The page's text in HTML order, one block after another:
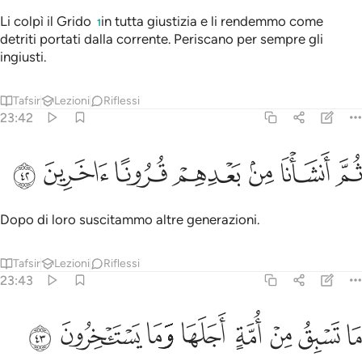
Li colpì il Grido 1in tutta giustizia e li rendemmo come
detriti portati dalla corrente. Periscano per sempre gli
ingiusti.
Tafsir Lezioni Riflessi
23:42
ثم انشانا من بعدهم قرونا اخرين ٤٢
ثُمَّ أَنشَأْنَا مِنۢ بَعْدِهِمْ قُرُونًا ءَاخَرِينَ ٤٢
ﳙﳚﳛﳜﳝﳞﳟ
Dopo di loro suscitammo altre generazioni.
Tafsir Lezioni Riflessi
23:43
ما تسبق من امة اجلها وما يستاخرون ٤٣
مَا تَسْبِقُ مِنْ أُمَّةٍ أَجَلَهَا وَمَا يَسْتَـْٔخِرُونَ ٤٣
ﱁﱂﱃﱄ ﱅﱆﱇ ﱈ